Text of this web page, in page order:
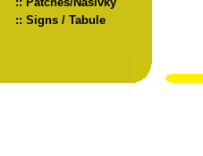
:: Signs / Tabule